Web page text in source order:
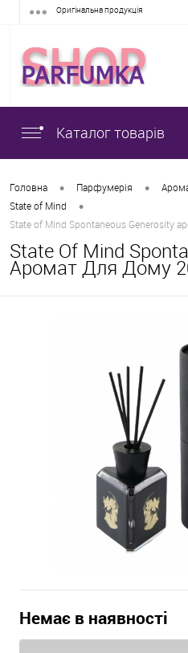
Оригінальна продукція
Каталог товарів
Головна • Парфумерія •
State of Mind •
State of Mind Spontaneous Generosity
State Of Mind Spontaneous Generosity
Аромат Для Дому
Немає в наявності